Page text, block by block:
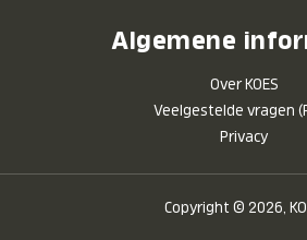
Algemene
Over KOES
Veelgestelde vragen
Privacy
Copyright © 2026,